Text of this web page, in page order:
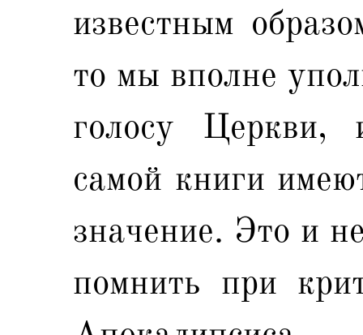
известным
то мы вполне
голосу Церкви,
самой книги
значение. Это и
помнить при